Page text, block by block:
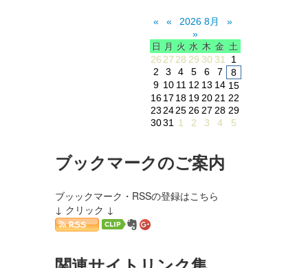
« « 2026 8月
»
»
日 月 火 水 木 金 土
26 27 28 29 30 31
1
2
3 4 5 6 7
8
9 10 11 12 13 14 15
1617 18 19 20 21 22
232425 26 27 28 29
3031 1 2 3 4 5
ブックマークのご案内
ブッックマーク・RSSの登録はこちら
↓ クリック ↓